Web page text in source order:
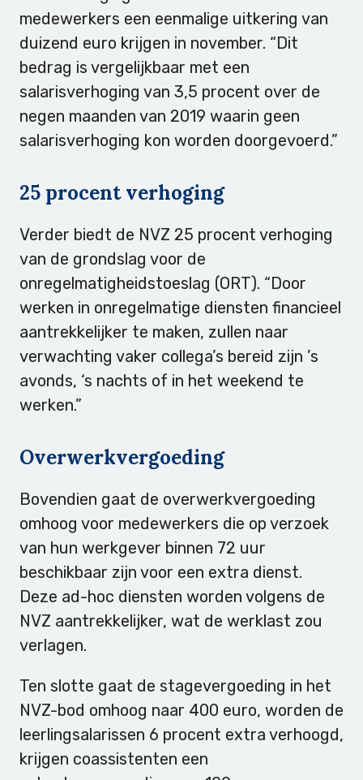
medewerkers een eenmalige uitkering van
duizend euro krijgen in november. “Dit
bedrag is vergelijkbaar met een
salarisverhoging van 3,5 procent over de
negen maanden van 2019 waarin geen
salarisverhoging kon worden doorgevoerd.”
25 procent verhoging
Verder biedt de NVZ 25 procent verhoging
van de grondslag voor de
onregelmatigheidstoeslag (ORT). “Door
werken in onregelmatige diensten financieel
aantrekkelijker te maken, zullen naar
verwachting vaker collega’s bereid zijn ’s
avonds, ‘s nachts of in het weekend te
werken.”
Overwerkvergoeding
Bovendien gaat de overwerkvergoeding
omhoog voor medewerkers die op verzoek
van hun werkgever binnen 72 uur
beschikbaar zijn voor een extra dienst.
Deze ad-hoc diensten worden volgens de
NVZ aantrekkelijker, wat de werklast zou
verlagen.
Ten slotte gaat de stagevergoeding in het
NVZ-bod omhoog naar 400 euro, worden de
leerlingsalarissen 6 procent extra verhoogd,
krijgen coassistenten een